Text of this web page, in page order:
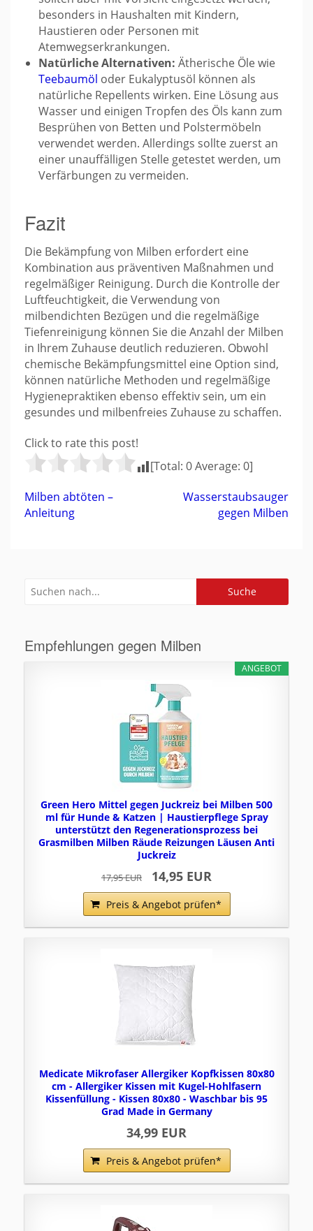
besonders in Haushalten mit Kindern,
Haustieren oder Personen mit
Atemwegserkrankungen.
Natürliche Alternativen: Ätherische Öle wie
Teebaumöl oder Eukalyptusöl können als
natürliche Repellents wirken. Eine Lösung aus
Wasser und einigen Tropfen des Öls kann zum
Besprühen von Betten und Polstermöbeln
verwendet werden. Allerdings sollte zuerst an
einer unauffälligen Stelle getestet werden, um
Verfärbungen zu vermeiden.
Fazit
Die Bekämpfung von Milben erfordert eine
Kombination aus präventiven Maßnahmen und
regelmäßiger Reinigung. Durch die Kontrolle der
Luftfeuchtigkeit, die Verwendung von
milbendichten Bezügen und die regelmäßige
Tiefenreinigung können Sie die Anzahl der Milben
in Ihrem Zuhause deutlich reduzieren. Obwohl
chemische Bekämpfungsmittel eine Option sind,
können natürliche Methoden und regelmäßige
Hygienepraktiken ebenso effektiv sein, um ein
gesundes und milbenfreies Zuhause zu schaffen.
Click to rate this post!
[Total: 0Average: 0]
Beitragsnavigation
Milben abtöten –
Anleitung
Wasserstaubsauger
gegen Milben
Empfehlungen gegen Milben
ANGEBOT
Green Hero Mittel gegen Juckreiz bei Milben 500
ml für Hunde & Katzen | Haustierpflege Spray
unterstützt den Regenerationsprozess bei
Grasmilben Milben Räude Reizungen Läusen Anti
Juckreiz
17,95 EUR 14,95 EUR
Preis & Angebot prüfen*
Medicate Mikrofaser Allergiker Kopfkissen 80x80
cm - Allergiker Kissen mit Kugel-Hohlfasern
Kissenfüllung - Kissen 80x80 - Waschbar bis 95
Grad Made in Germany
34,99 EUR
Preis & Angebot prüfen*